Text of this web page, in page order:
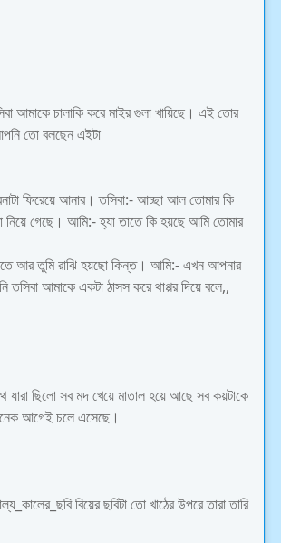
আমাকে চালাকি করে মাইর গুলা খায়িছে। এই তোর
তো বলছেন এইটা
ফিরেয়ে আনার। তসিবা:- আচ্ছা আল তোমার কি
গেছে। আমি:- হ্যা তাতে কি হয়ছে আমি তোমার
আর তুমি রাঝি হয়ছো কিন্ত। আমি:- এখন আপনার
আমাকে একটা ঠাসস করে থাপ্পর দিয়ে বলে,,
যারা ছিলো সব মদ খেয়ে মাতাল হয়ে আছে সব কয়টাকে
আগেই চলে এসেছে।
বিয়ের ছবিটা তো খাঠের উপরে তারা তারি